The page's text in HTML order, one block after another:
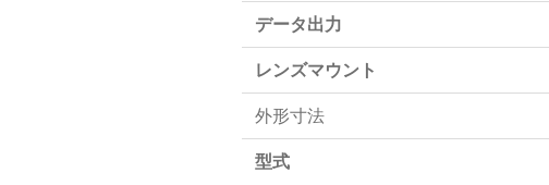
データ出力
レンズマウント
外形寸法
型式